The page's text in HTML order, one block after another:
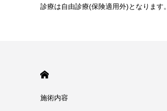
診療は自由診療(保険適用外)となります。
施術内容